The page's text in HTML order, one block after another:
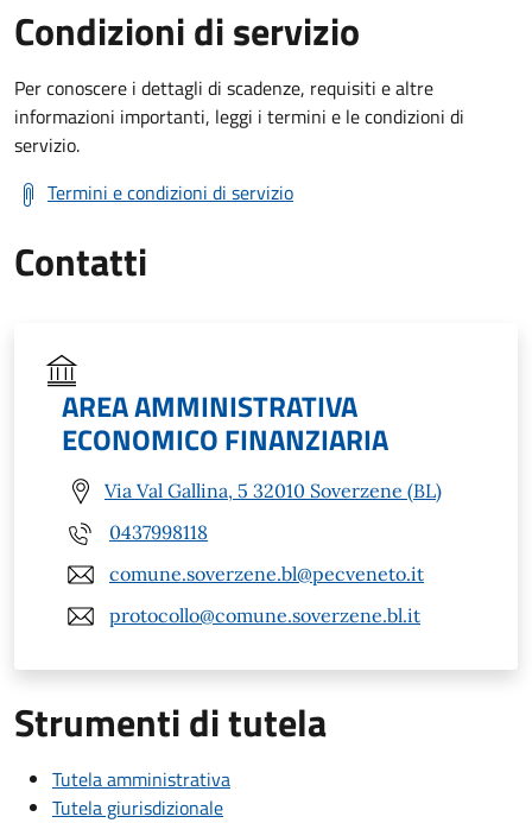
Condizioni di servizio
Per conoscere i dettagli di scadenze, requisiti e altre
informazioni importanti, leggi i termini e le condizioni di
servizio.
Termini e condizioni di servizio
Contatti
AREA AMMINISTRATIVA
ECONOMICO FINANZIARIA
Via Val Gallina, 5 32010 Soverzene (BL)
0437998118
comune.soverzene.bl@pecveneto.it
protocollo@comune.soverzene.bl.it
Strumenti di tutela
Tutela amministrativa
Tutela giurisdizionale